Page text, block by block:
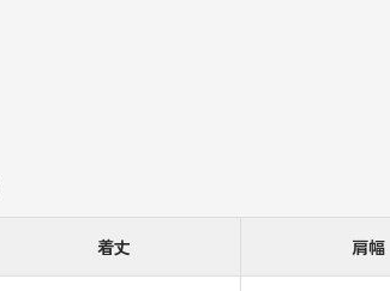
着丈 肩幅